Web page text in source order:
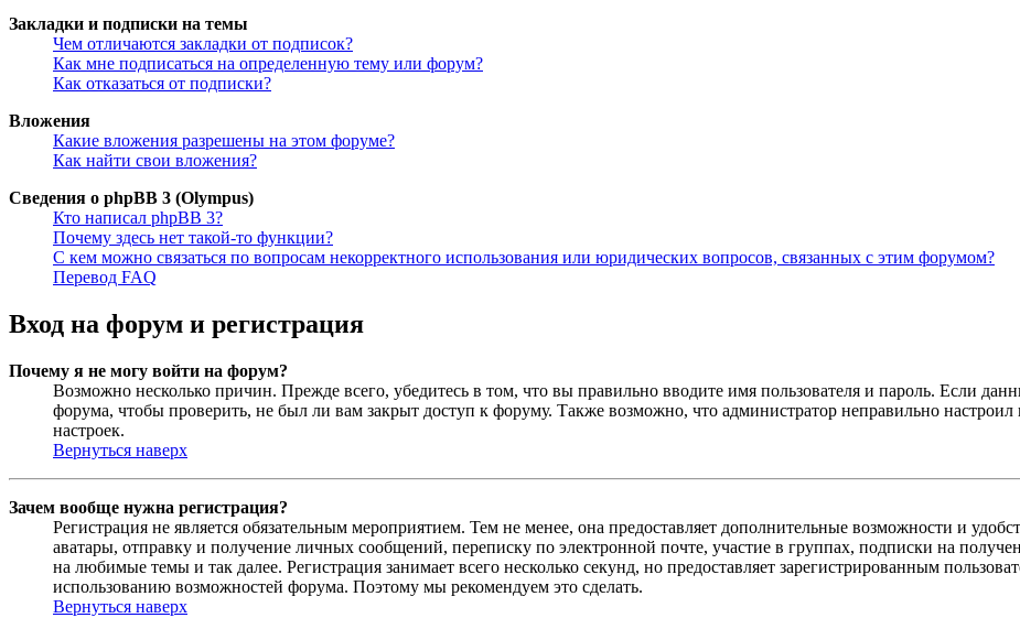
Закладки и подписки на темы
Чем отличаются закладки от подписок?
Как мне подписаться на определенную тему или форум?
Как отказаться от подписки?
Вложения
Какие вложения разрешены на этом форуме?
Как найти свои вложения?
Сведения о phpBB 3 (Olympus)
Кто написал phpBB 3?
Почему здесь нет такой-то функции?
С кем можно связаться по вопросам некорректного использования или юридических вопросов, связанных с этим форумом?
Перевод FAQ
Вход на форум и регистрация
Почему я не могу войти на форум?
Возможно несколько причин. Прежде всего, убедитесь в том, что вы правильно вводите имя пользователя и пароль. Если
форума, чтобы проверить, не был ли вам закрыт доступ к форуму. Также возможно, что администратор неправильно
настроек.
Вернуться наверх
Зачем вообще нужна регистрация?
Регистрация не является обязательным мероприятием. Тем не менее, она предоставляет дополнительные возможности и
аватары, отправку и получение личных сообщений, переписку по электронной почте, участие в группах, подписки на
на любимые темы и так далее. Регистрация занимает всего несколько секунд, но предоставляет зарегистрированным
использованию возможностей форума. Поэтому мы рекомендуем это сделать.
Вернуться наверх